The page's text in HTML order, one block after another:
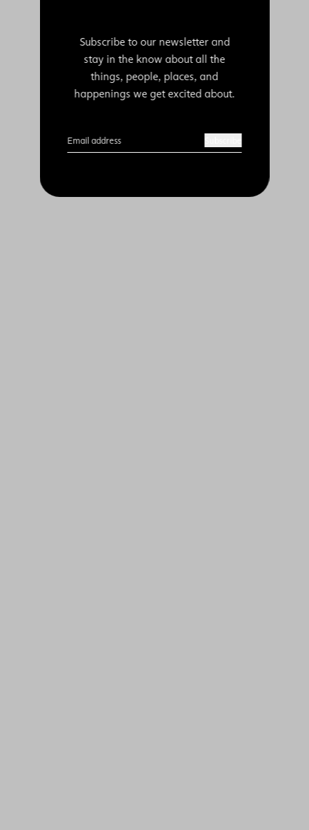
Subscribe to our newsletter and
stay in the know about all the
things, people, places, and
happenings we get excited about.
Email address